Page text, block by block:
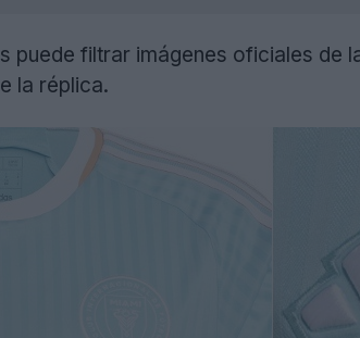
puede filtrar imágenes oficiales de
la réplica.